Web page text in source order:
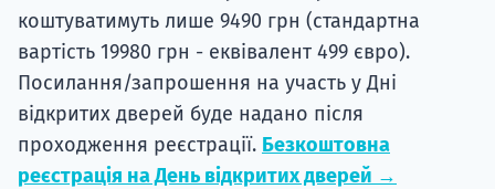
коштуватимуть лише 9490 грн (стандартна
вартість 19980 грн - еквівалент 499 євро).
Посилання/запрошення на участь у Дні
відкритих дверей буде надано після
проходження реєстрації. Безкоштовна
реєстрація на День відкритих дверей →